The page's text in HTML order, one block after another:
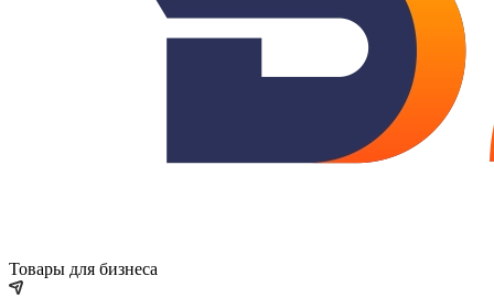
Товары для бизнеса